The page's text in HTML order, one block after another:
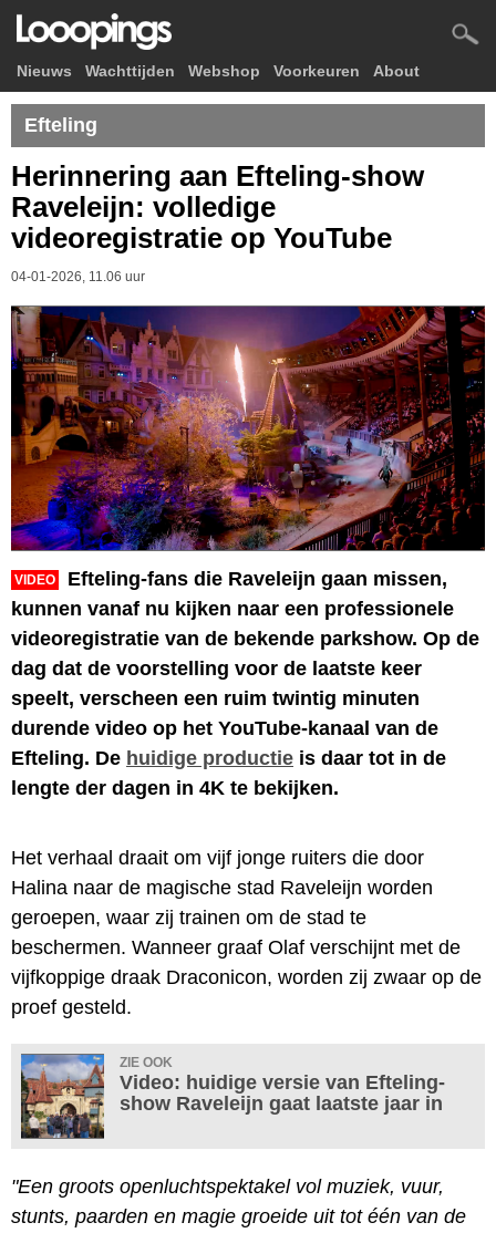
Nieuws Wachttijden Webshop Voorkeuren About
Efteling
Herinnering aan Efteling-show
Raveleijn: volledige
videoregistratie op YouTube
04-01-2026, 11.06 uur
VIDEO
Efteling-fans die Raveleijn gaan missen,
kunnen vanaf nu kijken naar een professionele
videoregistratie van de bekende parkshow. Op de
dag dat de voorstelling voor de laatste keer
speelt, verscheen een ruim twintig minuten
durende video op het YouTube-kanaal van de
Efteling. De huidige productie is daar tot in de
lengte der dagen in 4K te bekijken.
Het verhaal draait om vijf jonge ruiters die door
Halina naar de magische stad Raveleijn worden
geroepen, waar zij trainen om de stad te
beschermen. Wanneer graaf Olaf verschijnt met de
vijfkoppige draak Draconicon, worden zij zwaar op de
proef gesteld.
ZIE OOK
Video: huidige versie van Efteling-
show Raveleijn gaat laatste jaar in
"Een groots openluchtspektakel vol muziek, vuur,
stunts, paarden en magie groeide uit tot één van de